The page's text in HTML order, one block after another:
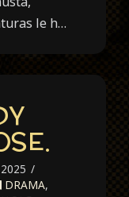
le h…
DRAMA,